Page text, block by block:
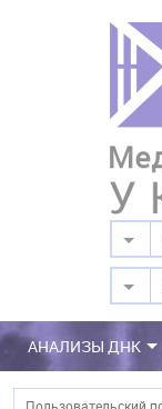
АНАЛИЗЫ ДНК
Поиск